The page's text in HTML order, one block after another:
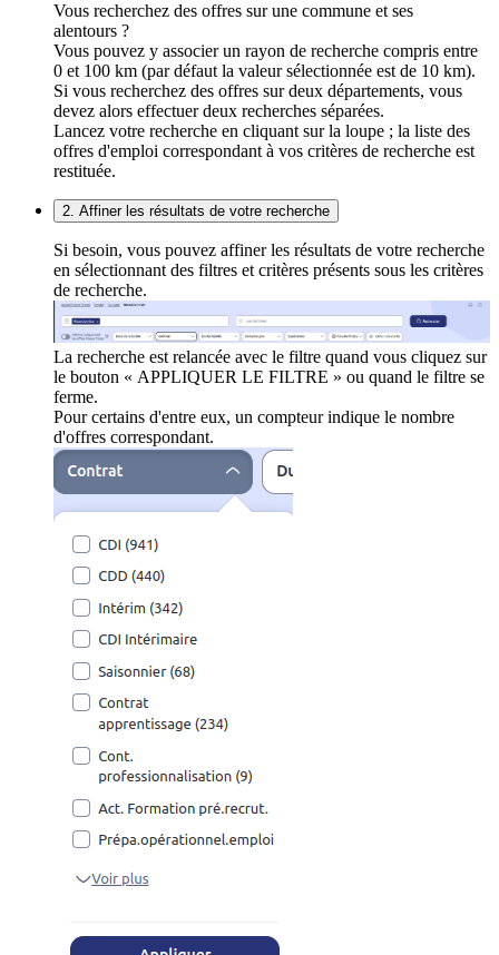
Vous recherchez des offres sur une commune et ses
alentours ?
Vous pouvez y associer un rayon de recherche compris entre
0 et 100 km (par défaut la valeur sélectionnée est de 10 km).
Si vous recherchez des offres sur deux départements, vous
devez alors effectuer deux recherches séparées.
Lancez votre recherche en cliquant sur la loupe ; la liste des
offres d'emploi correspondant à vos critères de recherche est
restituée.
2. Affiner les résultats de votre recherche
Si besoin, vous pouvez affiner les résultats de votre recherche
en sélectionnant des filtres et critères présents sous les critères
de recherche.
La recherche est relancée avec le filtre quand vous cliquez sur
le bouton « APPLIQUER LE FILTRE » ou quand le filtre se
ferme.
Pour certains d'entre eux, un compteur indique le nombre
d'offres correspondant.